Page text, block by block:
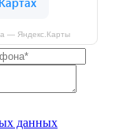
— Яндекс.Карты
данных